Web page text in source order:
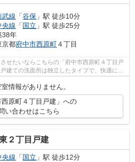
武線 「谷保 」駅 徒歩10分
央線 「国立 」駅 徒歩25分
38年
京都府中市西原町４丁目
せたいならこちらの「府中市西原町４丁目戸
建ての洗面所は独立したタイプで、快適にお
情報がありません。
西原町４丁目戸建」への
い合わせはこちら
２丁目戸建
央線 「国立 」駅 徒歩12分